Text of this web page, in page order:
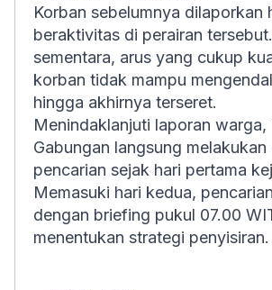
Korban sebelumnya dilaporkan
beraktivitas di perairan
sementara, arus yang cukup
korban tidak mampu
hingga akhirnya terseret.
Menindaklanjuti laporan warga,
Gabungan langsung melakukan
pencarian sejak hari pertama
Memasuki hari kedua,
dengan briefing pukul 07.00
menentukan strategi penyisiran.